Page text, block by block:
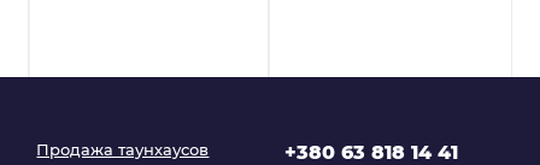
Продажа таунхаусов
+380 63 818 14 41